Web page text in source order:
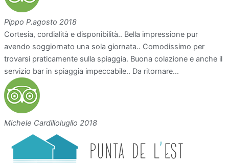
Pippo P.agosto 2018
Cortesia, cordialità e disponibilità.. Bella impressione pur
avendo soggiornato una sola giornata.. Comodissimo per
trovarsi praticamente sulla spiaggia. Buona colazione e anche il
servizio bar in spiaggia impeccabile.. Da ritornare...
Michele Cardilloluglio 2018